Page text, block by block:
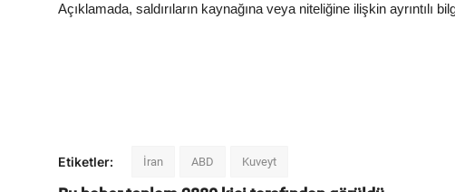
Açıklamada, saldırıların kaynağına veya niteliğine ilişkin ayrıntılı
Etiketler: İran ABD Kuveyt